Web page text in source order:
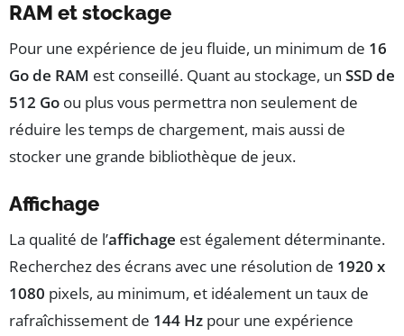
RAM et stockage
Pour une expérience de jeu fluide, un minimum de 16
Go de RAM est conseillé. Quant au stockage, un SSD de
512 Go ou plus vous permettra non seulement de
réduire les temps de chargement, mais aussi de
stocker une grande bibliothèque de jeux.
Affichage
La qualité de l’affichage est également déterminante.
Recherchez des écrans avec une résolution de 1920 x
1080 pixels, au minimum, et idéalement un taux de
rafraîchissement de 144 Hz pour une expérience